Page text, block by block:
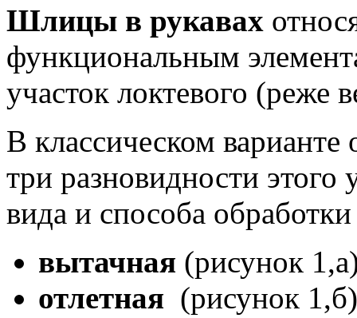
Шлицы в рукавах
функциональным
участок локтевого (реже
В классическом
три разновидности этого
вида и способа
вытачная (рисунок
отлетная (рисунок 1,б)